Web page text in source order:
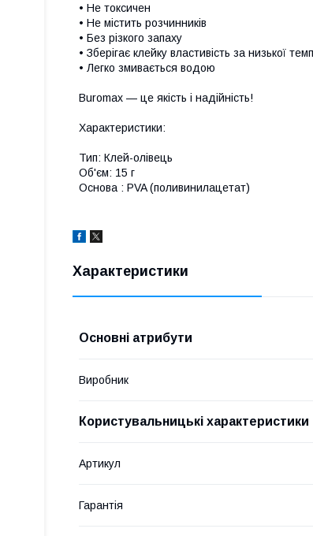
• Не токсичен
• Не містить розчинників
• Без різкого запаху
• Зберігає клейку властивість за низької
• Легко змивається водою
Buromax — це якість і надійність!
Характеристики:
Тип: Клей-олівець
Об'єм: 15 г
Основа : PVA (поливинилацетат)
Характеристики
Основні атрибути
Виробник
Користувальницькі характеристики
Артикул
Гарантія